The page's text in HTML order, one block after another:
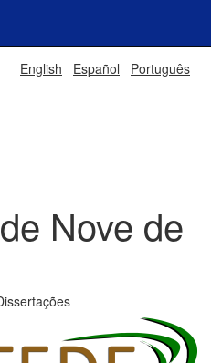
English Español Português
Nove de